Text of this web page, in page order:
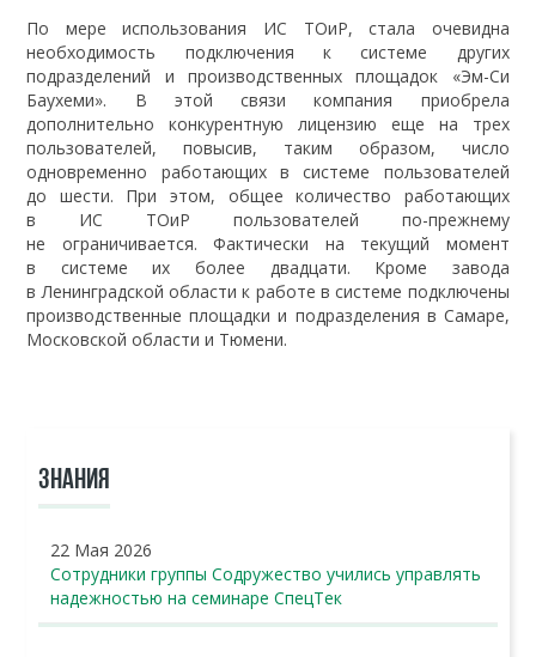
По мере использования ИС ТОиР, стала очевидна
необходимость подключения к системе других
подразделений и производственных площадок «Эм-Си
Баухеми». В этой связи компания приобрела
дополнительно конкурентную лицензию еще на трех
пользователей, повысив, таким образом, число
одновременно работающих в системе пользователей
до шести. При этом, общее количество работающих
в ИС ТОиР пользователей по-прежнему
не ограничивается. Фактически на текущий момент
в системе их более двадцати. Кроме завода
в Ленинградской области к работе в системе подключены
производственные площадки и подразделения в Самаре,
Московской области и Тюмени.
ЗНАНИЯ
22 Мая 2026
Сотрудники группы Содружество учились управлять
надежностью на семинаре СпецТек